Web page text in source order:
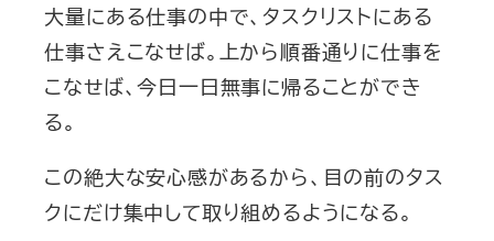
からこそ、あなたにがんばらない方がいいとオススメしている）、
実は仕事をしている時はすごいスピードと集中力で仕事をして
いる。がんばらないのに、なぜ僕の仕事が進んでいくのか。そう
疑問に思った方もいるだろう。今日はその秘密をあなたにお伝
えしようと思う。さぁ、今日も早速いってみよう！！！「やる気」
が必要ないTaskChuteというツ...
大量にある仕事の中で、タスクリストにある
仕事さえこなせば。上から順番通りに仕事を
こなせば、今日一日無事に帰ることができ
る。
この絶大な安心感があるから、目の前のタス
クにだけ集中して取り組めるようになる。